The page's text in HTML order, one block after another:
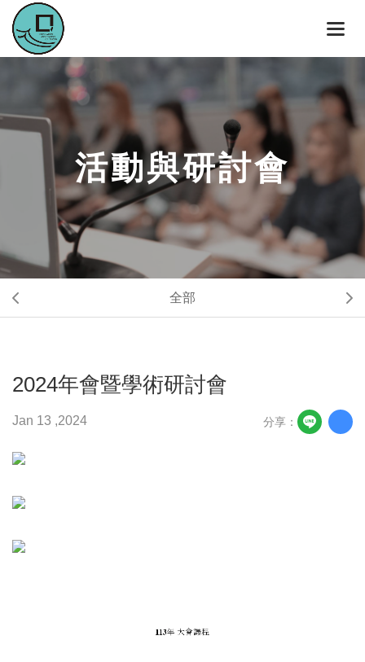
活動與研討會
全部
2024年會暨學術研討會
Jan 13 ,2024 分享：